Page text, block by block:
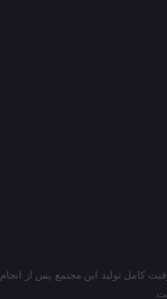
واحدها به تصویب رسید که فاز اول آن در مهرماه سال ۱۳۸۴ و عملیات اجرایی فاز دوم در تابستان سال ۱۳۸۶ به انجام رسید. ظرفیت کامل تولید این مجتمع پس از انجام